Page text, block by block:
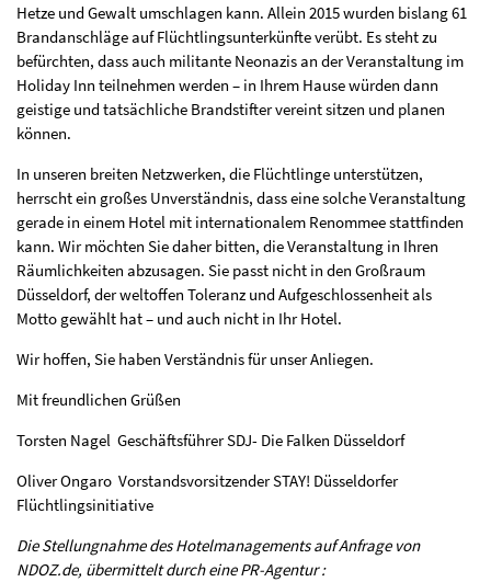
Hetze und Gewalt umschlagen kann. Allein 2015 wurden bislang 61
Brandanschläge auf Flüchtlingsunterkünfte verübt. Es steht zu
befürchten, dass auch militante Neonazis an der Veranstaltung im
Holiday Inn teilnehmen werden – in Ihrem Hause würden dann
geistige und tatsächliche Brandstifter vereint sitzen und planen
können.
In unseren breiten Netzwerken, die Flüchtlinge unterstützen,
herrscht ein großes Unverständnis, dass eine solche Veranstaltung
gerade in einem Hotel mit internationalem Renommee stattfinden
kann. Wir möchten Sie daher bitten, die Veranstaltung in Ihren
Räumlichkeiten abzusagen. Sie passt nicht in den Großraum
Düsseldorf, der weltoffen Toleranz und Aufgeschlossenheit als
Motto gewählt hat – und auch nicht in Ihr Hotel.
Wir hoffen, Sie haben Verständnis für unser Anliegen.
Mit freundlichen Grüßen
Torsten Nagel Geschäftsführer SDJ- Die Falken Düsseldorf
Oliver Ongaro Vorstandsvorsitzender STAY! Düsseldorfer
Flüchtlingsinitiative
Die Stellungnahme des Hotelmanagements auf Anfrage von
NDOZ.de, übermittelt durch eine PR-Agentur :